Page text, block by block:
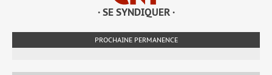
· SE SYNDIQUER ·
PROCHAINE PERMANENCE